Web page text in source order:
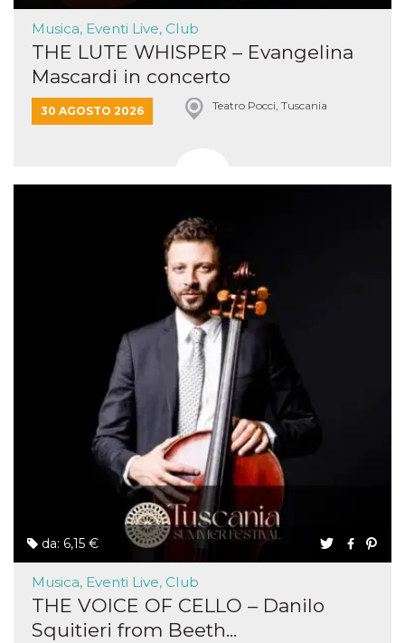
Musica, Eventi Live, Club
THE LUTE WHISPER – Evangelina
Mascardi in concerto
30 AGOSTO 2026 Teatro Pocci, Tuscania
da: 6,15 €
Musica, Eventi Live, Club
THE VOICE OF CELLO – Danilo
Squitieri from Beeth...